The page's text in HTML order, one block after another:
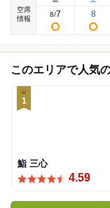
空席
情報
8/7 8
このエリアで人気
1
鮨 三心
4.59